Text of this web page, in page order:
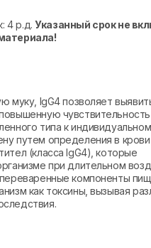
4 р.д.Указанный срок не
муку, IgG4 позволяет
чувствительность
типа к
путем определения в крови
(класса IgG4), которые
при длительном
компоненты
как токсины, вызывая